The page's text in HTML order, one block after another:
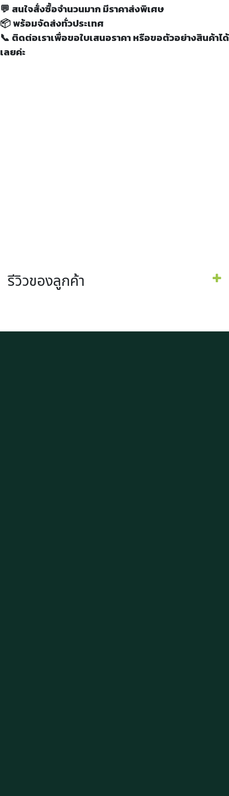
💬 สนใจสั่งซื้อจำนวนมาก มีราคาส่งพิเศษ
📦 พร้อมจัดส่งทั่วประเทศ
📞 ติดต่อเราเพื่อขอใบเสนอราคา หรือขอตัวอย่างสินค้าได้
เลยค่ะ
รีวิวของลูกค้า